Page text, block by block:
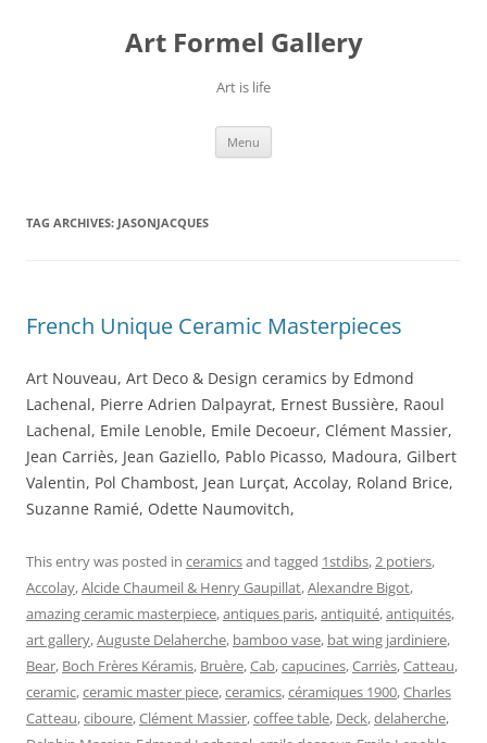
Art Formel Gallery
Art is life
Menu
TAG ARCHIVES: JASONJACQUES
French Unique Ceramic Masterpieces
Art Nouveau, Art Deco & Design ceramics by Edmond
Lachenal, Pierre Adrien Dalpayrat, Ernest Bussière, Raoul
Lachenal, Emile Lenoble, Emile Decoeur, Clément Massier,
Jean Carriès, Jean Gaziello, Pablo Picasso, Madoura, Gilbert
Valentin, Pol Chambost, Jean Lurçat, Accolay, Roland Brice,
Suzanne Ramié, Odette Naumovitch,
This entry was posted in ceramicsand tagged 1stdibs,2 potiers,
Accolay,Alcide Chaumeil & Henry Gaupillat,Alexandre Bigot,
amazing ceramic masterpiece,antiques paris,antiquité,antiquités,
art gallery,Auguste Delaherche, bamboo vase, bat wing jardiniere,
Bear, Boch Frères Kéramis, Bruère,Cab,capucines,Carriès,Catteau,
ceramic,ceramic master piece,ceramics,céramiques 1900,Charles
Catteau,ciboure,Clément Massier,coffee table, Deck,delaherche,